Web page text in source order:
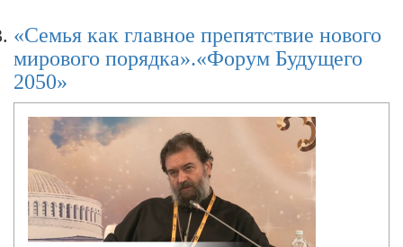
«Семья как главное препятствие нового
мирового порядка».«Форум Будущего
2050»